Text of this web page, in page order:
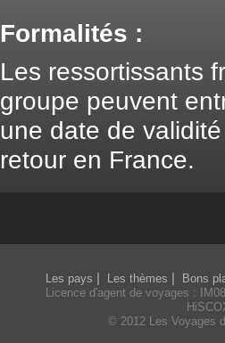
Formalités :
Les ressortissants
groupe peuvent
une date de
retour en France.
Les pays Les thèmes
Bons
Licence d'agent de voyages :
© 2012 Les Voyages